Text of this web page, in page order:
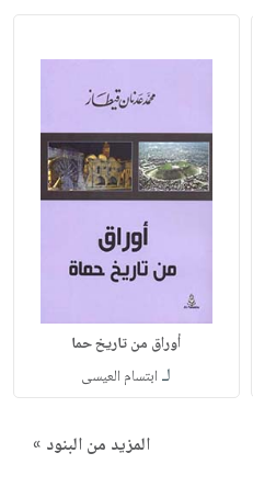
أوراق من تاريخ حما
لـ ابتسام العيسى
المزيد من البنود »